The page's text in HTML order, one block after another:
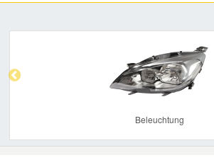
Beleuchtung